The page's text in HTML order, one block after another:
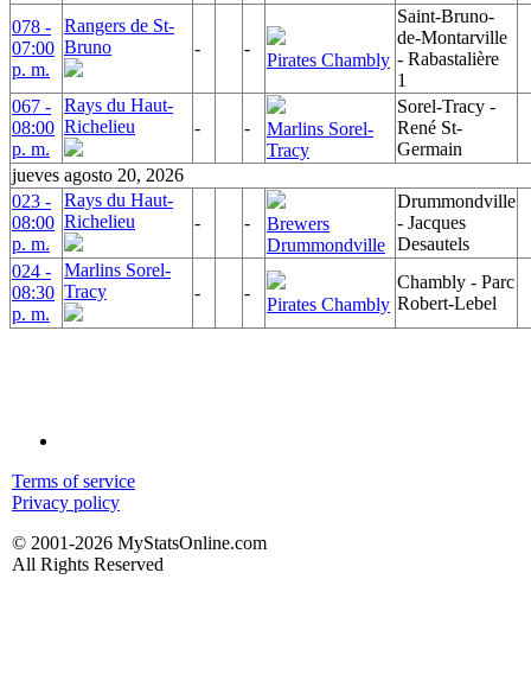
078 -
07:00
p. m.
Rangers de St-
Bruno
- -
Pirates Chambly
Saint-Bruno-
de-Montarville
- Rabastalière
1
067 -
08:00
p. m.
Rays du Haut-
Richelieu
- -
Marlins Sorel-
Tracy
Sorel-Tracy -
René St-
Germain
jueves agosto 20, 2026
023 -
08:00
p. m.
Rays du Haut-
Richelieu
- -
Brewers
Drummondville
Drummondville
- Jacques
Desautels
024 -
08:30
p. m.
Marlins Sorel-
Tracy
- -
Pirates Chambly
Chambly - Parc
Robert-Lebel
Terms of service
Privacy policy
© 2001-2026 MyStatsOnline.com
All Rights Reserved